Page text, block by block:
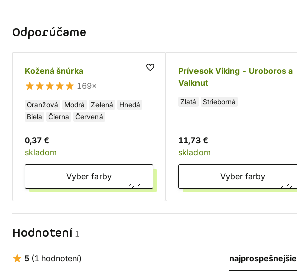
Odporúčame
Kožená šnúrka
169×
Oranžová Modrá Zelená
Hnedá
Biela
Čierna Červená
0,37 €
skladom
Vyber farby
Prívesok Viking - Uroboros a
Valknut
Zlatá Strieborná
11,73 €
skladom
Vyber farby
Hodnotení 1
5 (1 hodnotení) najprospešnejšie